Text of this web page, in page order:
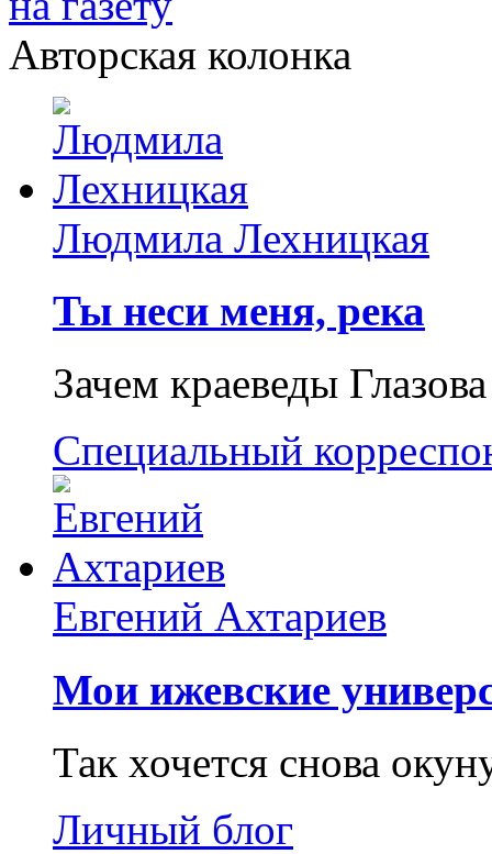
Авторская колонка
Людмила Лехницкая
Ты неси меня, река
Зачем краеведы
Специальный
Евгений Ахтариев
Мои ижевские
Так хочется снова
Личный блог